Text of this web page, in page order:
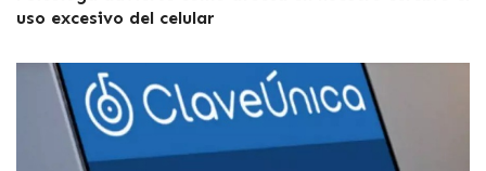
uso excesivo del celular